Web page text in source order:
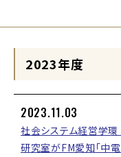
2023年度
2023.11.03
社会システム経営学
研究室がFM愛知「中